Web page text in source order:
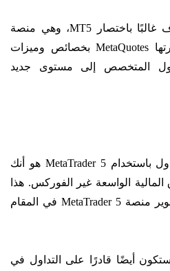
منصة MetaTrader 5 أو تعرف غالبًا باختصار MT5، وهي منصة
تداول متعددة الوظائف طورتها MetaQuotes بخصائص وميزات
المتخصص إلى مستوى جديد
الميزة الأولى والقصوى للتداول باستخدام MetaTrader 5 هو أنك
الواسعة غير الفوركس. هذا
هو الغرض الأساسي وراء تطوير منصة MetaTrader 5 في المقام
ستكون أيضًا قادرًا على التداول في